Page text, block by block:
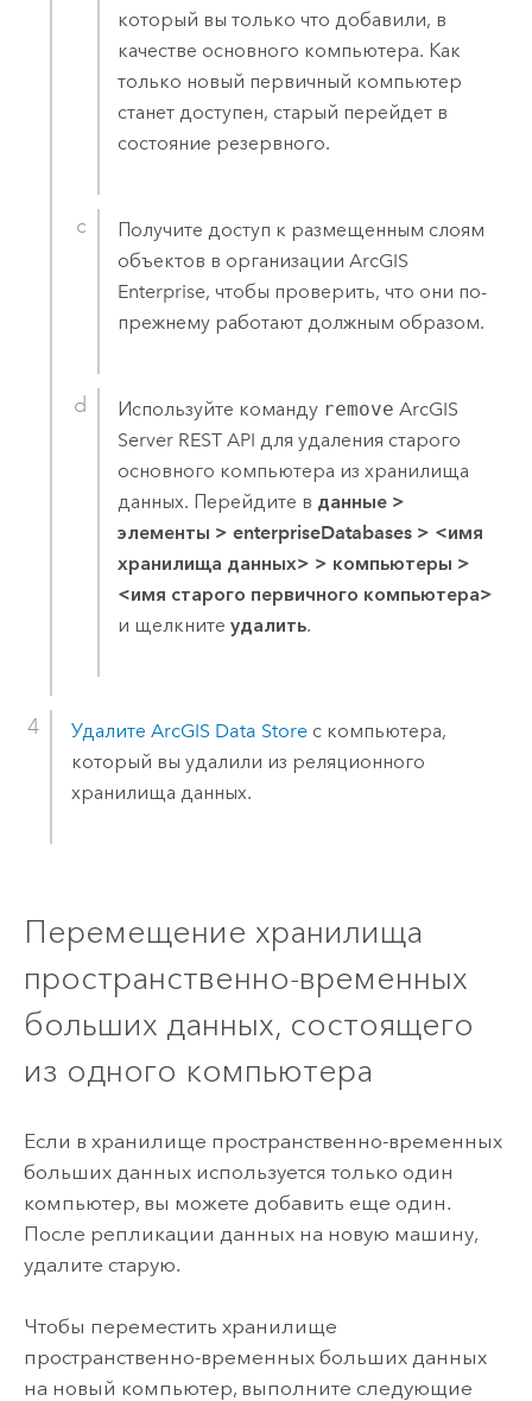
который вы только что добавили, в
качестве основного компьютера. Как
только новый первичный компьютер
станет доступен, старый перейдет в
состояние резервного.
Получите доступ к размещенным слоям
объектов в организацииArcGIS
Enterprise, чтобы проверить, что они по-
прежнему работают должным образом.
Используйте команду remove ArcGIS
Server REST API для удаления старого
основного компьютера из хранилища
данных. Перейдите в данные >
элементы > enterpriseDatabases > <имя
хранилища данных> > компьютеры >
<имя старого первичного компьютера>
и щелкнитеудалить.
Удалите ArcGIS Data Storeс компьютера,
который вы удалили из реляционного
хранилища данных.
Перемещение хранилища
пространственно-временных
больших данных, состоящего
из одного компьютера
Если в хранилище пространственно-временных
больших данных используется только один
компьютер, вы можете добавить еще один.
После репликации данных на новую машину,
удалите старую.
Чтобы переместить хранилище
пространственно-временных больших данных
на новый компьютер, выполните следующие